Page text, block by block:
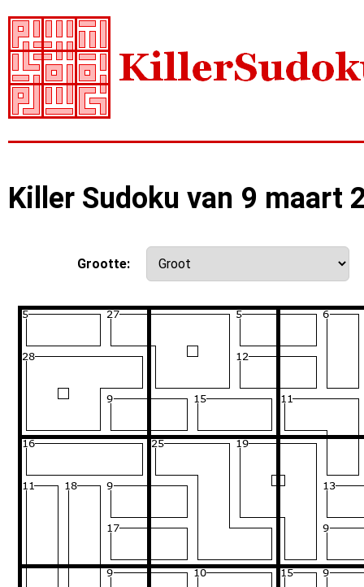
Killer Sudoku van 9 maart
Grootte: